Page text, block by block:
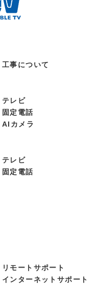
工事について
テレビ
固定電話
AIカメラ
テレビ
固定電話
リモートサポート
インターネットサポート